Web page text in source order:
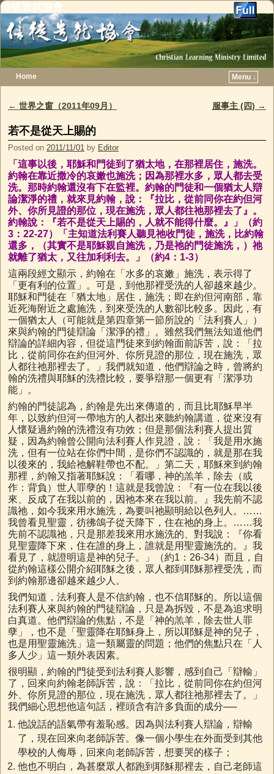
信徒造就協會
Home
Menu ↓
Post navigation
← 世界之窗（2011年09月） 服事主 (四) →
若不是從天上賜的
Posted on 2011/11/01 by Editor
「這事以後，耶穌和門徒到了猶太地，在那裡居住，施洗。
約翰在靠近撒冷的哀嫩也施洗；因為那裡水多，眾人都去受
洗。那時約翰還沒有下在監裡。約翰的門徒和一個猶太人辯
論潔淨的禮，就來見約翰，說：『拉比，從前同你在約但河
外、你所見證的那位，現在施洗，眾人都往祂那裡去了』。
約翰說：『若不是從天上賜的，人就不能得什麼。』」（約
3：22-27）「主知道法利賽人聽見祂收門徒，施洗，比約翰
還多，（其實不是耶穌親自施洗，乃是祂的門徒施洗，）祂
就離了猶太，又往加利利去。」（約4：1-3）
這兩段經文顯示，約翰在「水多的哀嫩」施洗，表示得了
「更有利的位置」。可是，到他那裡受洗的人卻越來越少。
耶穌和門徒在「猶太地」居住，施洗；即在約但河南部，靠
近死海附近之處施洗，到來受洗的人數卻比較多。因此，有
一個猶太人（可能就是第四章第一節所說的「法利賽人」）
來與約翰的門徒辯論「潔淨的禮」。雖然我們無法知道他們
辯論的詳細內容，但從這門徒來到約翰面前訴苦，說：「拉
比，從前同你在約但河外、你所見證的那位，現在施洗，眾
人都往祂那裡去了。」我們就知道，他們辯論之時，曾將約
翰的洗禮與耶穌的洗禮比較，要爭辯那一個更有「潔淨功
能」。
約翰的門徒認為，約翰是先出來傳道的，而且比耶穌早半
年，以致約但河一帶地方的人都出來聽約翰講道，從來沒有
人懷疑過約翰的洗禮沒有功效；但是那個法利賽人提出質
疑，因為約翰曾公開向法利賽人作見證，說：「我是用水施
洗，但有一位站在你們中間，是你們不認識的，就是那在我
以後來的，我給祂解鞋帶也不配。」第二天，耶穌來到約翰
那裡，約翰又指著耶穌說：「看哪，神的羔羊，除去（或
作：背負）世人罪孽的！這就是我曾說：『有一位在我以後
來、反成了在我以前的，因祂本來在我以前。』我先前不認
識祂，如今我來用水施洗，為要叫祂顯明給以色列人。……
我曾看見聖靈，彷彿鴿子從天降下，住在祂的身上。……我
先前不認識祂，只是那差我來用水施洗的、對我說：『你看
見聖靈降下來，住在誰的身上，誰就是用聖靈施洗的。』我
看見了，就證明這是神的兒子。」（約1：26-34）而且，自
從約翰這樣公開介紹耶穌之後，眾人都到耶穌那裡受洗，而
到約翰那邊卻越來越少人。
我們知道，法利賽人是不信約翰，也不信耶穌的。所以這個
法利賽人來與約翰的門徒辯論，只是為拆毀，不是為追求明
白真道。他們辯論的焦點，不是「神的羔羊，除去世人罪
孽」，也不是「聖靈降在耶穌身上，所以耶穌是神的兒子，
也是用聖靈施洗」這一類屬靈的問題；他們的焦點只在「人
多人少」這一類外表因素。
很明顯，約翰的門徒受到法利賽人影響，感到自己「辯輸」
了，回來向約翰老師訴苦，說：「拉比，從前同你在約但河
外、你所見證的那位，現在施洗，眾人都往祂那裡去了。」
我們細心思想他這句話，裡頭含有許多負面的成分──
他說話的語氣帶有羞恥感。因為與法利賽人辯論，辯輸
了，現在回來向老師訴苦。像一個小學生在外面受到其他
學校的人侮辱，回來向老師訴苦，想要哭的樣子；
他也不明白，為甚麼眾人都跑到耶穌那裡去，自己老師這